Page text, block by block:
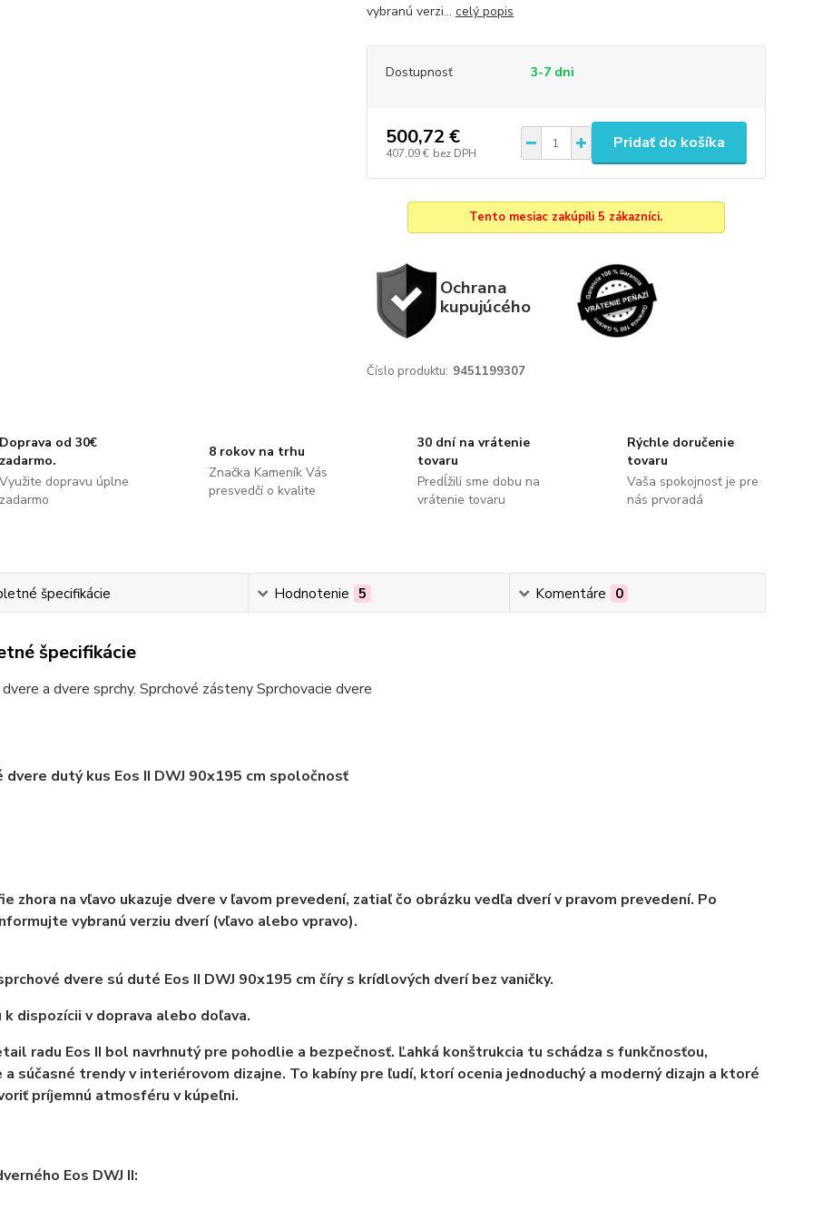
vybranú verzi... celý popis
Dostupnosť 3-7 dni
500,72 €
407,09 € bez DPH
Pridať do košíka
Tento mesiac zakúpili 5 zákazníci.
Ochrana
kupujúcého
Číslo produktu: 9451199307
od 30€
dopravu úplne
8 rokov na trhu
Značka Kameník Vás
presvedčí o kvalite
30 dní na vrátenie
tovaru
Predĺžili sme dobu na
vrátenie tovaru
Rýchle doručenie
tovaru
Vaša spokojnosť je pre
nás prvoradá
špecifikácie Hodnotenie 5 Komentáre 0
špecifikácie
a dvere sprchy. Sprchové zásteny Sprchovacie dvere
dvere dutý kus Eos II DWJ 90x195 cm spoločnosť
zhora na vľavo ukazuje dvere v ľavom prevedení, zatiaľ čo obrázku vedľa dverí v pravom prevedení. Po
vybranú verziu dverí (vľavo alebo vpravo).
dvere sú duté Eos II DWJ 90x195 cm číry s krídlových dverí bez vaničky.
k dispozícii v doprava alebo doľava.
radu Eos II bol navrhnutý pre pohodlie a bezpečnosť. Ľahká konštrukcia tu schádza s funkčnosťou,
súčasné trendy v interiérovom dizajne. To kabíny pre ľudí, ktorí ocenia jednoduchý a moderný dizajn a ktoré
príjemnú atmosféru v kúpeľni.
Eos DWJ II: